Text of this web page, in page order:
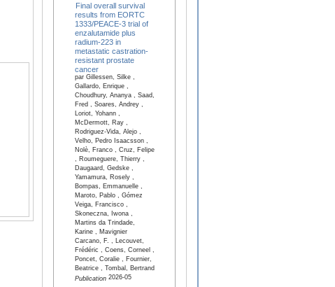
Final overall survival
results from EORTC
1333/PEACE-3 trial of
enzalutamide plus
radium-223 in
metastatic castration-
resistant prostate
cancer
par Gillessen, Silke ,
Gallardo, Enrique ,
Choudhury, Ananya , Saad,
Fred , Soares, Andrey ,
Loriot, Yohann ,
McDermott, Ray ,
Rodriguez-Vida, Alejo ,
Velho, Pedro Isaacsson ,
Nolè, Franco , Cruz, Felipe
, Roumeguere, Thierry ,
Daugaard, Gedske ,
Yamamura, Rosely ,
Bompas, Emmanuelle ,
Maroto, Pablo , Gómez
Veiga, Francisco ,
Skoneczna, Iwona ,
Martins da Trindade,
Karine , Mavignier
Carcano, F. , Lecouvet,
Frédéric , Coens, Corneel ,
Poncet, Coralie , Fournier,
Beatrice , Tombal, Bertrand
Publication2026-05